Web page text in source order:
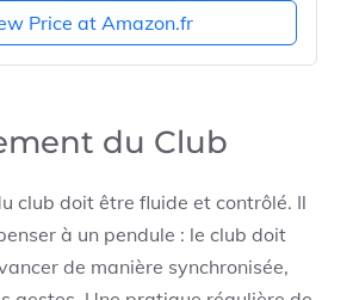
Price at Amazon.fr
du Club
club doit être fluide et contrôlé. Il
à un pendule : le club doit
de manière synchronisée,